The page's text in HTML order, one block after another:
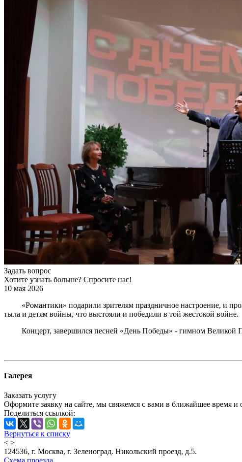
Задать вопрос
Хотите узнать больше? Спросите нас!
10 мая 2026
«Романтики» подарили зрителям праздничное настроение, и
тыла и детям войны, что выстояли и победили в той жестокой войне.
Концерт, завершился песней «День Победы» - гимном Великой
Галерея
Заказать услугу
Оформите заявку на сайте, мы свяжемся с вами в ближайшее время
Поделиться ссылкой:
Вернуться к списку
< >
124536, г. Москва, г. Зеленоград. Никольский проезд, д.5.
Схема проезда